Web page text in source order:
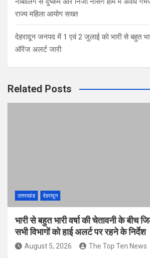
राज्य महिला आयोग सख्त
देहरादून जनपद में 1 एवं 2 जुलाई को भारी से बहुत
ऑरेंज अलर्ट जारी
Related Posts
उत्तराखंड देहरादून
भारी से बहुत भारी वर्षा की चेतावनी के बीच
सभी विभागों को हाई अलर्ट पर रहने के निर्देश
August 5, 2026 The Top Ten News